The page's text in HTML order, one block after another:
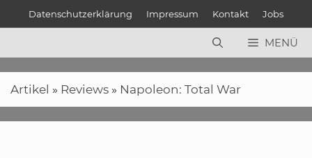
Datenschutzerklärung Impressum Kontakt Jobs
MENÜ
Artikel » Reviews » Napoleon: Total War